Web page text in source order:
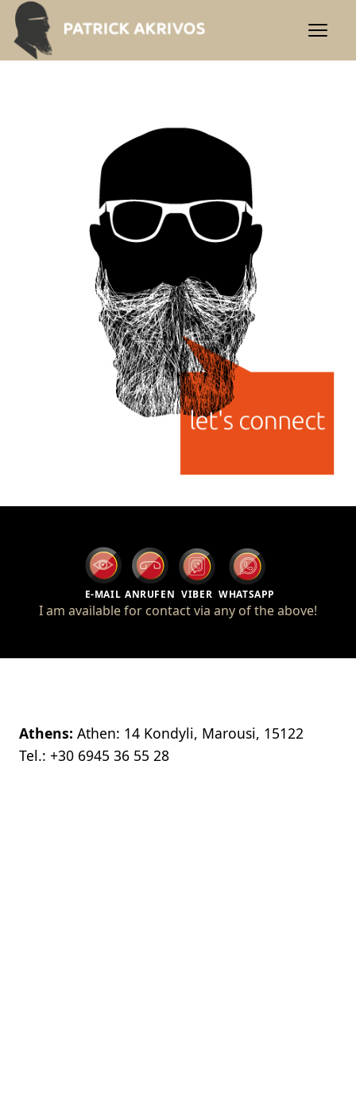
Kontakt | Praxis Akrivos
E-MAIL ANRUFEN VIBER WHATSAPP
I am available for contact via any of the above!
Athens: Athen: 14 Kondyli, Marousi, 15122
Tel.: +30 6945 36 55 28